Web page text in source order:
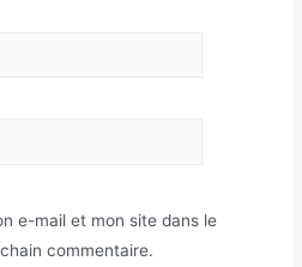
e-mail et mon site dans le
commentaire.